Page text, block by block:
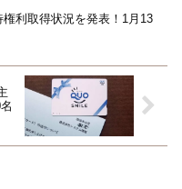
権利取得状況を発表！1月13